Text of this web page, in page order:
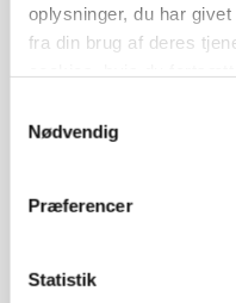
oplysninger, du har
fra din brug af deres
Nødvendig
Præferencer
Statistik
Forserie til